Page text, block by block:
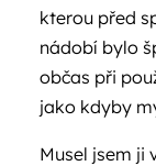
kterou před
nádobí bylo
občas při
jako kdyby
Musel jsem ji